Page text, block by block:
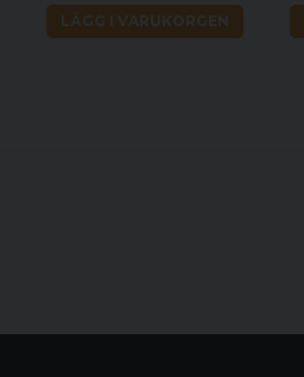
LÄGG I VARUKORGEN